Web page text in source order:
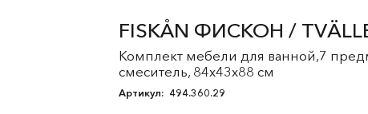
FISKÅN ФИСКОН /
Комплект мебели для ванной,7
смеситель, 84x43x88 см
Артикул: 494.360.29